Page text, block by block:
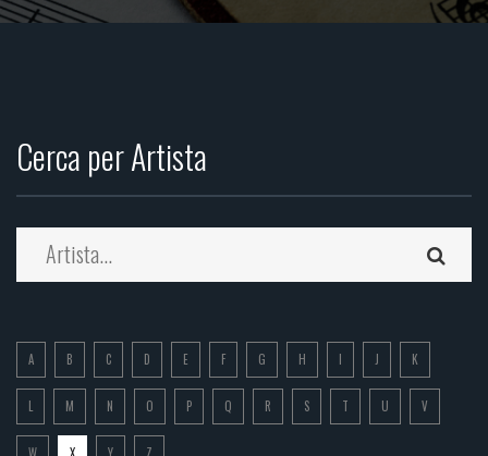
Cerca per Artista
A B C D E F G H I J K
L M N O P Q R S T U V